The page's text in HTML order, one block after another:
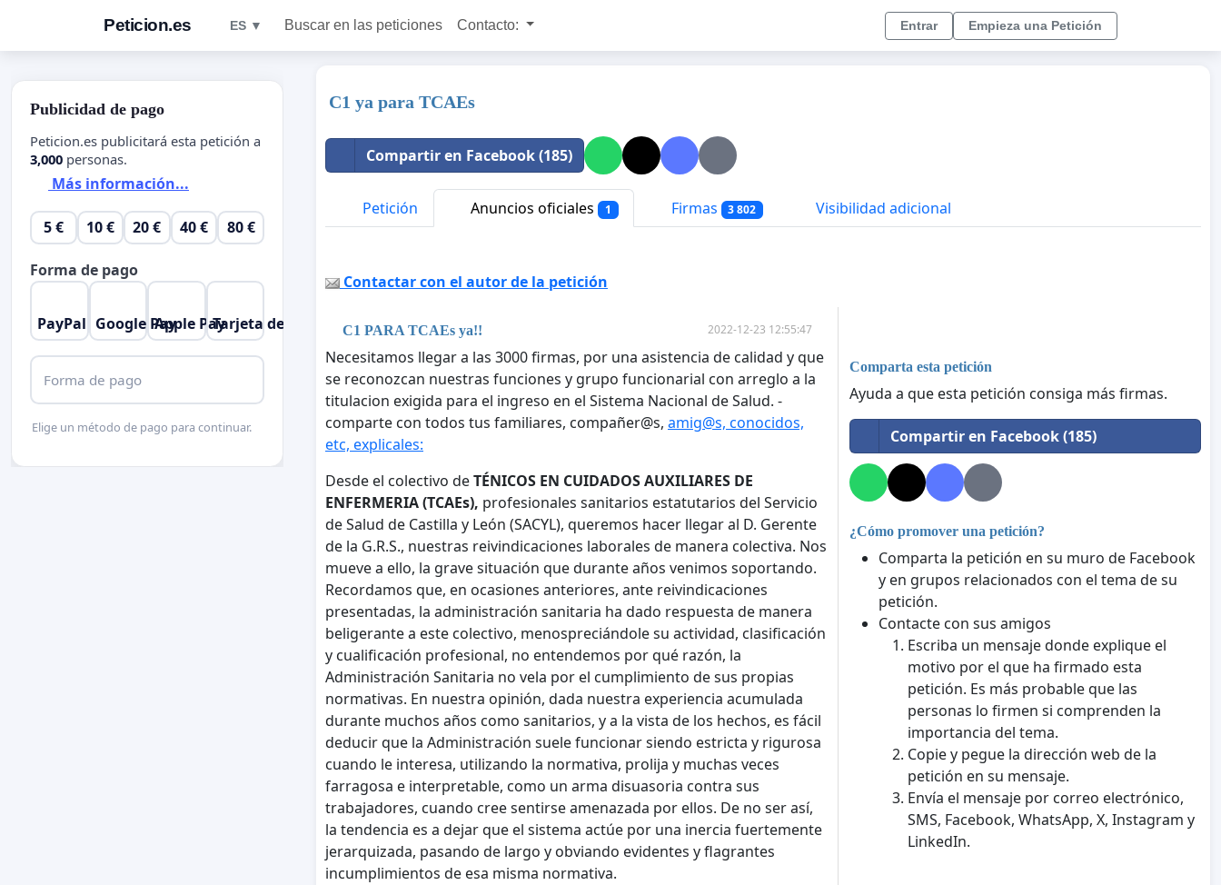
Peticion.es ES ▼ Buscar en las peticiones Contacto: Entrar Empieza una Petición
C1 ya para TCAEs
Compartir en Facebook (185)
Petición Anuncios oficiales 1 Firmas 3 802 Visibilidad adicional
Contactar con el autor de la petición
C1 PARA TCAEs ya!! 2022-12-23 12:55:47
Necesitamos llegar a las 3000 firmas, por una asistencia de calidad y que
se reconozcan nuestras funciones y grupo funcionarial con arreglo a la
titulacion exigida para el ingreso en el Sistema Nacional de Salud. -
comparte con todos tus familiares, compañer@s, amig@s, conocidos,
etc, explicales:
Desde el colectivo deTÉNICOS EN CUIDADOS AUXILIARES DE
ENFERMERIA (TCAEs), profesionales sanitarios estatutarios del Servicio
de Salud de Castilla y León (SACYL), queremos hacer llegar al D. Gerente
de la G.R.S., nuestras reivindicaciones laborales de manera colectiva. Nos
mueve a ello, la grave situación que durante años venimos soportando.
Recordamos que, en ocasiones anteriores, ante reivindicaciones
presentadas, la administración sanitaria ha dado respuesta de manera
beligerante a este colectivo, menospreciándole su actividad, clasificación
y cualificación profesional, no entendemos por qué razón, la
Administración Sanitaria no vela por el cumplimiento de sus propias
normativas. En nuestra opinión, dada nuestra experiencia acumulada
durante muchos años como sanitarios, y a la vista de los hechos, es fácil
deducir que la Administración suele funcionar siendo estricta y rigurosa
cuando le interesa, utilizando la normativa, prolija y muchas veces
farragosa e interpretable, como un arma disuasoria contra sus
trabajadores, cuando cree sentirse amenazada por ellos. De no ser así,
la tendencia es a dejar que el sistema actúe por una inercia fuertemente
jerarquizada, pasando de largo y obviando evidentes y flagrantes
incumplimientos de esa misma normativa.
Comparta esta petición
Ayuda a que esta petición consiga más firmas.
Compartir en Facebook (185)
¿Cómo promover una petición?
Comparta la petición en su muro de Facebook
y en grupos relacionados con el tema de su
petición.
Contacte con sus amigos
Escriba un mensaje donde explique el
motivo por el que ha firmado esta
petición. Es más probable que las
personas lo firmen si comprenden la
importancia del tema.
Copie y pegue la dirección web de la
petición en su mensaje.
Envía el mensaje por correo electrónico,
SMS, Facebook, WhatsApp, X, Instagram y
LinkedIn.
Publicidad de pago
Peticion.es publicitará esta petición a
3,000 personas.
Más información...
5 € 10 € 20 € 40 € 80 €
Forma de pago
PayPal Google PayApple PayTarjeta de crédito
Forma de pago
Elige un método de pago para continuar.